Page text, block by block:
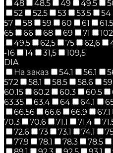
48
48.5 49 49.5
52
52.5 53 53.5 54
57
58 59 60 61 61.5
65
66 68 69 71 102
49,5
62,5 75 62,6
-16
14 31,5
109,5
DIA
На заказ
54.1 56.1
57.2
58.1 58.5 58.6
60.15
60.2 60.3 60.5
63.35
63.4 64 64.1
66.56
66.6 66.9 67.1
70.3
70.6 71.1 71.4
72.6
73 73.1 74.1
77.9
78.1 78.3 78.5